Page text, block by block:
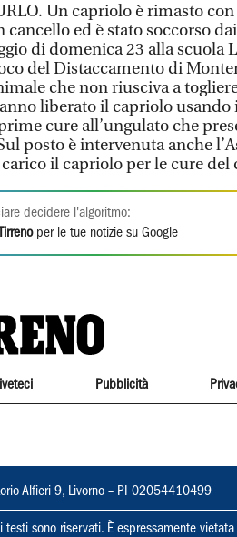
Un capriolo è rimasto
cancello ed è stato soccorso
di domenica 23 alla scuola
del Distaccamento di
che non riusciva a
liberato il capriolo usando
cure all’ungulato che
posto è intervenuta anche
il capriolo per le cure del
decidere l'algoritmo:
Tirrenoper le tue notizie su Google
Pubblicità
Alfieri 9, Livorno – PI 02054410499
testi sono riservati. È espressamente